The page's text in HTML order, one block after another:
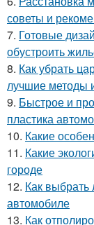
советы и
7. Готовые
обустроить
8. Как убрать
лучшие методы
9. Быстрое и
пластика
10. Какие
11. Какие
городе
12. Как
автомобиле
13. Как